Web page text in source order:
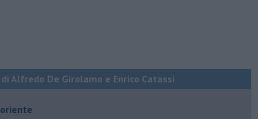
Alfredo De Girolamo e Enrico Catassi